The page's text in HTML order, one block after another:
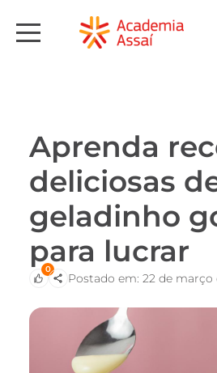
Aprenda
deliciosas
geladinho
para lucrar
0
Postado em: 22 de março